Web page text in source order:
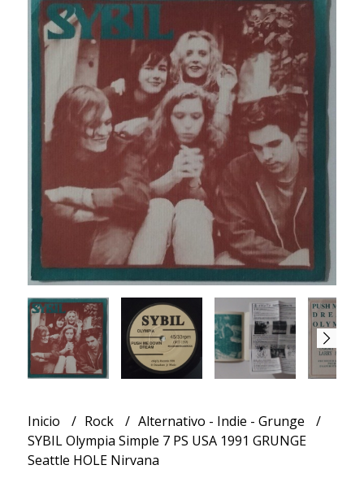
Inicio Rock
Alternativo - Indie - Grunge
SYBIL Olympia Simple 7 PS USA 1991 GRUNGE
Seattle HOLE Nirvana